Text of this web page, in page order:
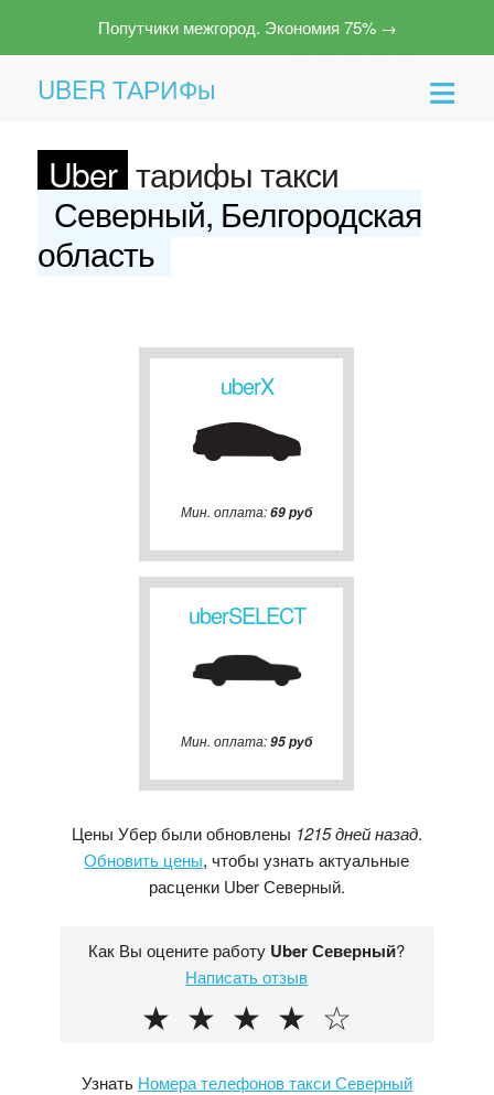
Попутчики межгород. Экономия 75% →
UBER ТАРИФы
Uber тарифы такси
Северный, Белгородская
область
uberX
Мин. оплата:69 руб
uberSELECT
Мин. оплата:95 руб
Цены Убер были обновлены 1215 дней назад.
Обновить цены, чтобы узнать актуальные
расценки Uber Северный.
Как Вы оцените работу Uber Северный?
Написать отзыв
☆
★
★
★
★
Узнать Номера телефонов такси Северный